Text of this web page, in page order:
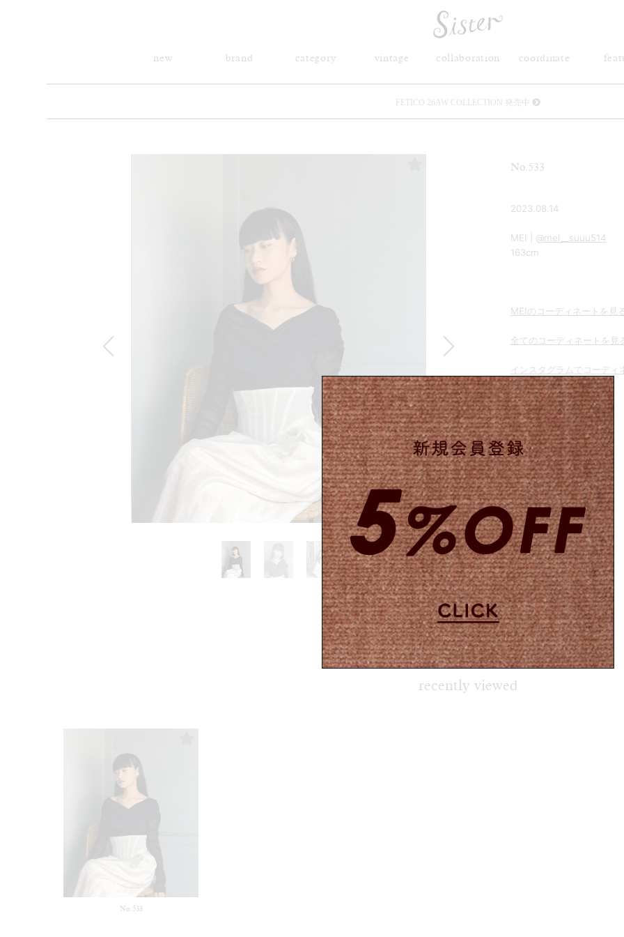
new brand category vintage collaboration coordinate
FETICO 26AW COLLECTION 発売中
Sister(渋谷区松濤) 店舗休業のご案内
発売中 : Sister × OJOJO NAITŌ
新規会員登録で5%OFFクーポン配布
Summer Sale up to 60%OFF 開催中
No.533
2023.08.14
MEI | @mei__suuu514
163cm
MEIのコーディネートを見
全てのコーディネートを見
インスタグラムでコーディ
recently viewed
No.533